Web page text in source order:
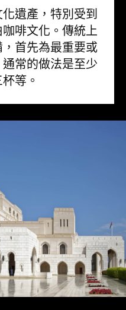
遺產，特別受到
啡文化。傳統上
首先為最重要或
常的做法是至少
等。